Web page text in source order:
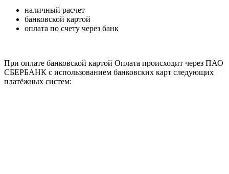
наличный расчет
банковской картой
оплата по счету через банк
При оплате банковской картой Оплата происходит через ПАО
СБЕРБАНК с использованием банковских карт следующих
платёжных систем: